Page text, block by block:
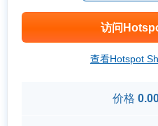
访问
查看Hotspot
价格